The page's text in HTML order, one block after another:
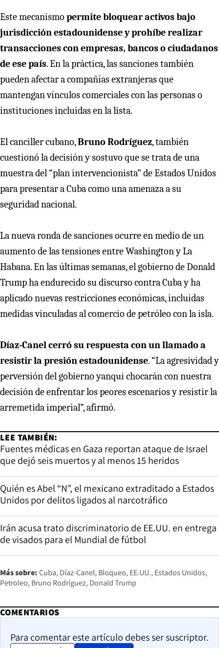
Este mecanismo permite bloquear activos bajo
jurisdicción estadounidense y prohíbe realizar
transacciones con empresas, bancos o ciudadanos
de ese país. En la práctica, las sanciones también
pueden afectar a compañías extranjeras que
mantengan vínculos comerciales con las personas o
instituciones incluidas en la lista.
El canciller cubano,Bruno Rodríguez, también
cuestionó la decisión y sostuvo que se trata de una
muestra del “plan intervencionista” de Estados Unidos
para presentar a Cuba como una amenaza a su
seguridad nacional.
La nueva ronda de sanciones ocurre en medio de un
aumento de las tensiones entre Washington y La
Habana. En las últimas semanas, el gobierno de Donald
Trump ha endurecido su discurso contra Cuba y ha
aplicado nuevas restricciones económicas, incluidas
medidas vinculadas al comercio de petróleo con la isla.
Díaz-Canel cerró su respuesta con un llamado a
resistir la presión estadounidense. “La agresividad y
perversión del gobierno yanqui chocarán con nuestra
decisión de enfrentar los peores escenarios y resistir la
arremetida imperial”, afirmó.
LEE TAMBIÉN:
Fuentes médicas en Gaza reportan ataque de Israel
que dejó seis muertos y al menos 15 heridos
Quién es Abel “N”, el mexicano extraditado a Estados
Unidos por delitos ligados al narcotráfico
Irán acusa trato discriminatorio de EE.UU. en entrega
de visados para el Mundial de fútbol
Más sobre: Cuba Díaz-Canel Bloqueo EE.UU. Estados Unidos
Petroleo Bruno Rodríguez Donald Trump
COMENTARIOS
Para comentar este artículo debes ser suscriptor.